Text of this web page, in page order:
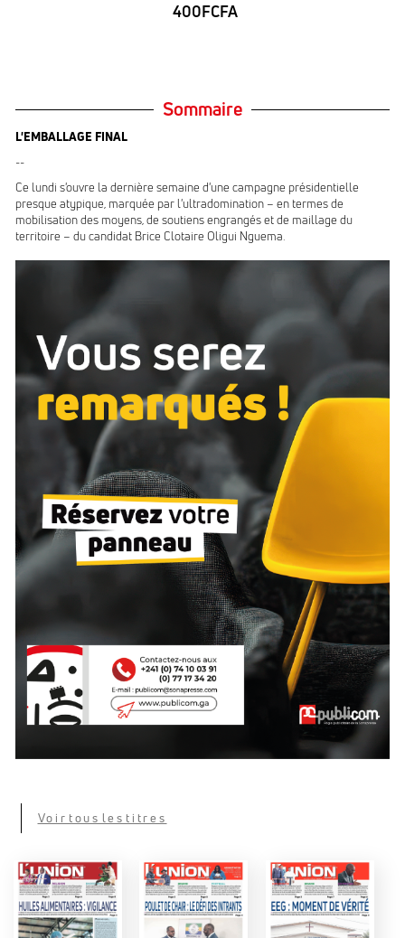
400FCFA
Sommaire
L'EMBALLAGE FINAL
--
Ce lundi s'ouvre la dernière semaine d'une campagne présidentielle
presque atypique, marquée par l'ultradomination – en termes de
mobilisation des moyens, de soutiens engrangés et de maillage du
territoire – du candidat Brice Clotaire Oligui Nguema.
Voir tous les titres